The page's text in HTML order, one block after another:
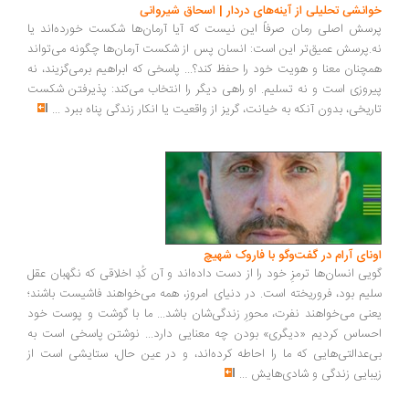
تحلیلی از آینه‌های دردار | اسحاق شیروانی
اصلی رمان صرفاً این نیست که آیا آرمان‌ها شکست خورده‌اند یا
عمیق‌تر این است: انسان پس از شکست آرمان‌ها چگونه می‌تواند
معنا و هویت خود را حفظ کند؟... پاسخی که ابراهیم برمی‌گزیند، نه
است و نه تسلیم. او راهی دیگر را انتخاب می‌کند: پذیرفتن شکست
بدون آنکه به خیانت، گریز از واقعیت یا انکار زندگی پناه ببرد...
آرام در گفت‌وگو با فاروک شهیچ‭
انسان‌ها ترمزِ خود را از دست داده‌اند و آن کُدِ اخلاقی که نگهبان عقل
بود، فروریخته است. در دنیای امروز، همه می‌خواهند فاشیست باشند؛
می‌خواهند نفرت، محورِ زندگی‌شان باشد... ما با گوشت و پوست خود
کردیم «دیگری» بودن چه معنایی دارد... نوشتن پاسخی است به
که ما را احاطه کرده‌اند، و در عین حال، ستایشی است از
زندگی و شادی‌هایش...